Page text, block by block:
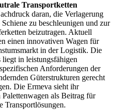
Transportketten
daran, die Verlagerung
zu beschleunigen und zur
beizutragen. Aktuell
einen innovativen Wagen für
in der Logistik. Die
in leistungsfähigen
Anforderungen der
Güterstrukturen gerecht
Die Ermeva sieht ihr
als Beitrag für
Transportlösungen.